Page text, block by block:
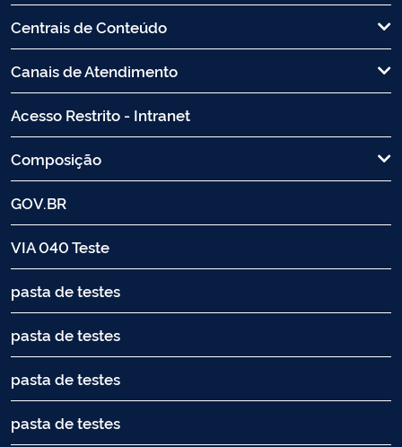
Centrais de Conteúdo
Canais de Atendimento
Acesso Restrito - Intranet
Composição
GOV.BR
VIA 040 Teste
pasta de testes
pasta de testes
pasta de testes
pasta de testes